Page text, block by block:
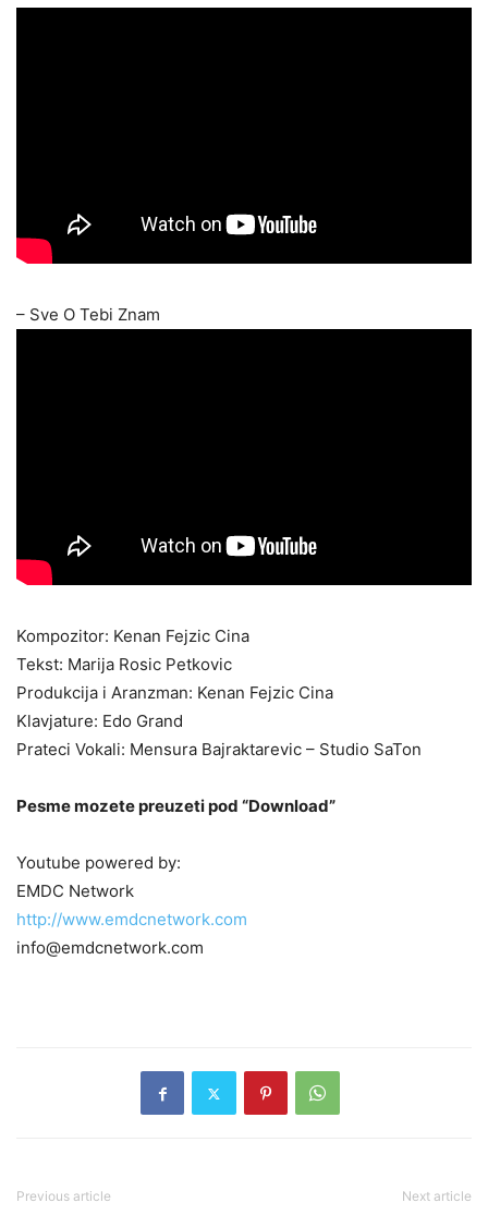
– Sve O Tebi Znam
Kompozitor: Kenan Fejzic Cina
Tekst: Marija Rosic Petkovic
Produkcija i Aranzman: Kenan Fejzic Cina
Klavjature: Edo Grand
Prateci Vokali: Mensura Bajraktarevic – Studio SaTon
Pesme mozete preuzeti pod “Download”
Youtube powered by:
EMDC Network
http://www.emdcnetwork.com
info@emdcnetwork.com
Previous article Next article